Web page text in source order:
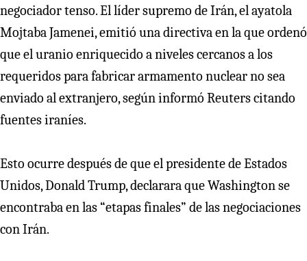
negociador tenso. El líder supremo de Irán, el ayatola
Mojtaba Jamenei, emitió una directiva en la que ordenó
que el uranio enriquecido a niveles cercanos a los
requeridos para fabricar armamento nuclear no sea
enviado al extranjero, según informó Reuters citando
fuentes iraníes.
Esto ocurre después de que el presidente de Estados
Unidos, Donald Trump, declarara que Washington se
encontraba en las “etapas finales” de las negociaciones
con Irán.